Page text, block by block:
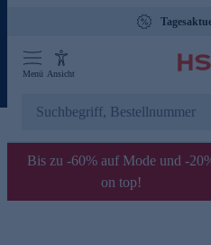
Menü Ansicht
Bis zu -60% auf Mode und -
on top!